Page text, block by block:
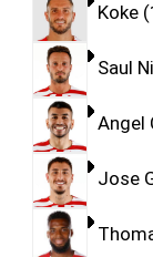
Koke
Saul
Angel
Jose